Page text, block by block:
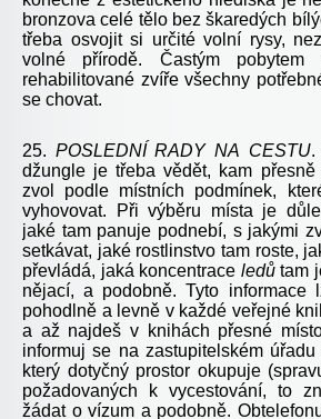
bronzova celé tělo bez škaredých
třeba osvojit si určité volní rysy,
volné přírodě. Častým
rehabilitované zvíře všechny
se chovat.
25. POSLEDNÍ RADY NA CESTU.
džungle je třeba vědět, kam
zvol podle místních podmínek,
vyhovovat. Při výběru místa je
jaké tam panuje podnebí, s jakými
setkávat, jaké rostlinstvo tam roste,
převládá, jaká koncentrace ledů tam
nějací, a podobně. Tyto informace
pohodlně a levně v každé veřejné
a až najdeš v knihách přesné
informuj se na zastupitelském
který dotyčný prostor okupuje
požadovaných k vycestování, to
žádat o vízum a podobně.